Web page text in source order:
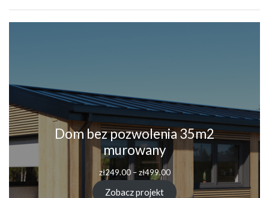
Dom bez pozwolenia 35m2
murowany
zł249.00 – zł499.00Zakres
cen:
od
Zobacz projekt